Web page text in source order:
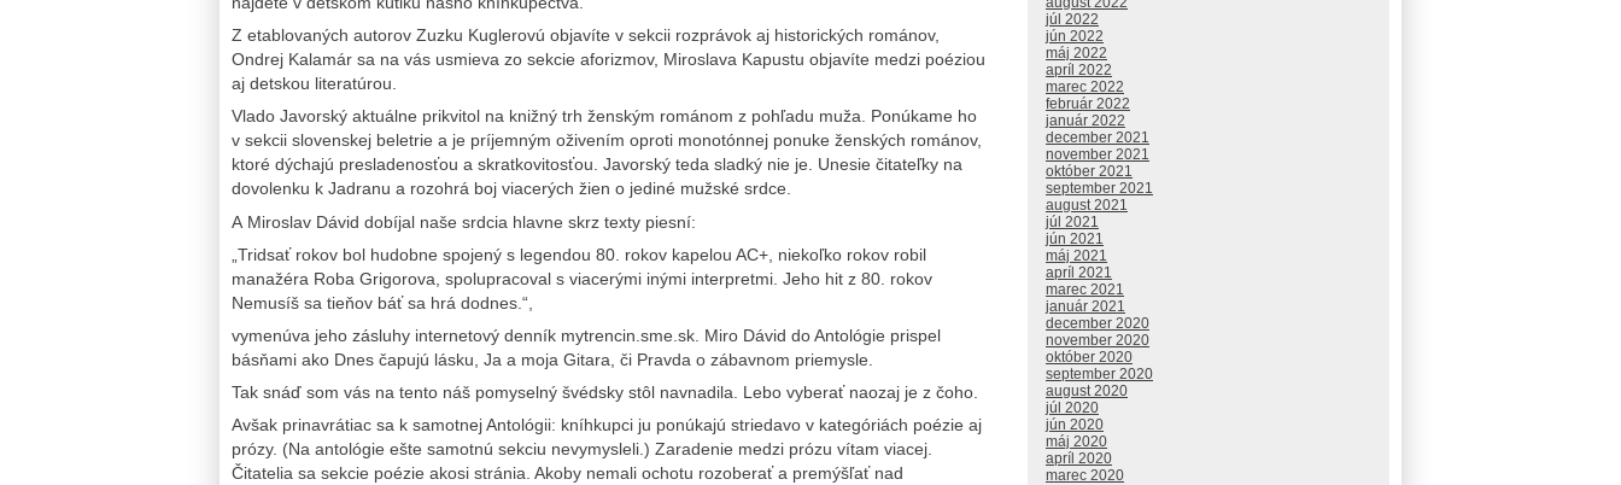
Z etablovaných autorov Zuzku Kuglerovú objavíte v sekcii rozprávok aj historických románov,
Ondrej Kalamár sa na vás usmieva zo sekcie aforizmov, Miroslava Kapustu objavíte medzi poéziou
aj detskou literatúrou.
Vlado Javorský aktuálne prikvitol na knižný trh ženským románom z pohľadu muža. Ponúkame ho
v sekcii slovenskej beletrie a je príjemným oživením oproti monotónnej ponuke ženských románov,
ktoré dýchajú presladenosťou a skratkovitosťou. Javorský teda sladký nie je. Unesie čitateľky na
dovolenku k Jadranu a rozohrá boj viacerých žien o jediné mužské srdce.
A Miroslav Dávid dobíjal naše srdcia hlavne skrz texty piesní:
„Tridsať rokov bol hudobne spojený s legendou 80. rokov kapelou AC+, niekoľko rokov robil
manažéra Roba Grigorova, spolupracoval s viacerými inými interpretmi. Jeho hit z 80. rokov
Nemusíš sa tieňov báť sa hrá dodnes.“,
vymenúva jeho zásluhy internetový denník mytrencin.sme.sk. Miro Dávid do Antológie prispel
básňami ako Dnes čapujú lásku, Ja a moja Gitara, či Pravda o zábavnom priemysle.
Tak snáď som vás na tento náš pomyselný švédsky stôl navnadila. Lebo vyberať naozaj je z čoho.
Avšak prinavrátiac sa k samotnej Antológii: kníhkupci ju ponúkajú striedavo v kategóriách poézie aj
prózy. (Na antológie ešte samotnú sekciu nevymysleli.) Zaradenie medzi prózu vítam viacej.
Čitatelia sa sekcie poézie akosi stránia. Akoby nemali ochotu rozoberať a premýšľať nad
júl 2022
jún 2022
máj 2022
apríl 2022
marec 2022
február 2022
január 2022
december 2021
november 2021
október 2021
september 2021
august 2021
júl 2021
jún 2021
máj 2021
apríl 2021
marec 2021
január 2021
december 2020
november 2020
október 2020
september 2020
august 2020
júl 2020
jún 2020
máj 2020
apríl 2020
marec 2020